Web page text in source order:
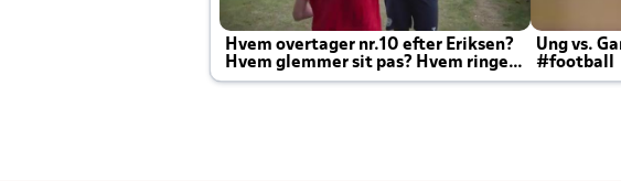
Hvem overtager nr.10 efter Eriksen?
Hvem glemmer sit pas? Hvem ringer
Joachim altid til efter kampe?
Ung vs.
#football